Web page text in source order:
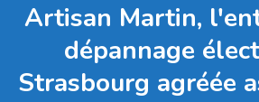
Artisan Martin,
dépannage
Strasbourg agréée